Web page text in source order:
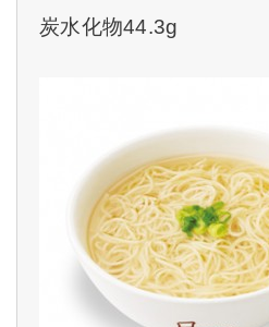
炭水化物44.3g